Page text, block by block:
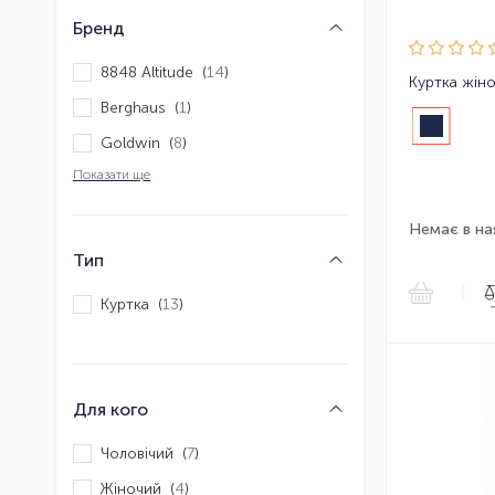
Бренд
8848 Altitude (14)
Berghaus (1)
Goldwin (8)
Показати ще
Тип
Куртка (13)
Для кого
Чоловічий (7)
Жіночий (4)
Немає в